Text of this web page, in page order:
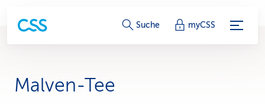
S
Suche myCSS
Malven-Tee